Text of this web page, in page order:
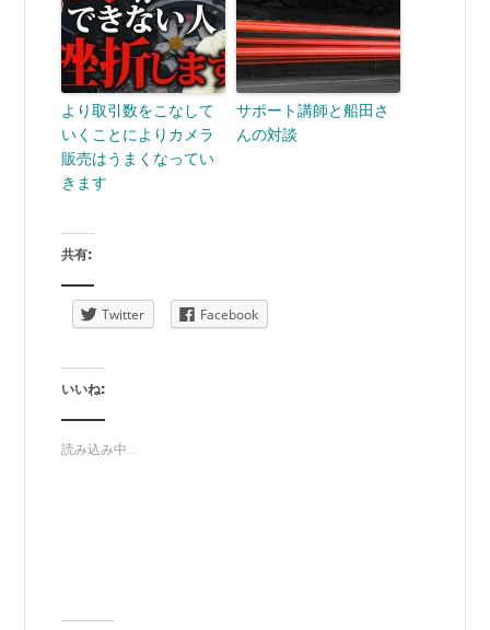
より取引数をこなして
いくことによりカメラ
販売はうまくなってい
きます
サポート講師と船田さ
んの対談
共有:
Twitter Facebook
いいね:
読み込み中...